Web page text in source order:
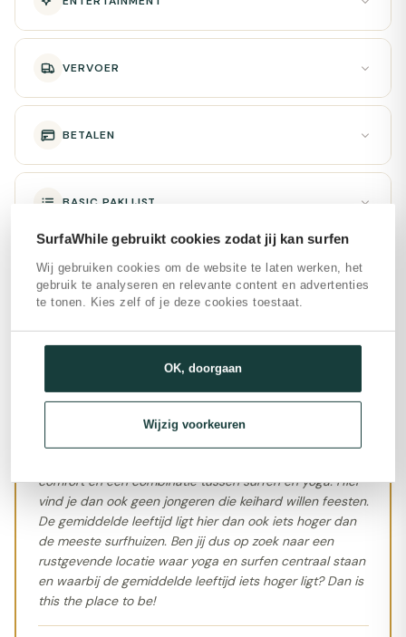
SurfaWhile gebruikt cookies zodat jij kan surfen
Wij gebruiken cookies om de website te laten werken, het
gebruik te analyseren en relevante content en advertenties
te tonen. Kies zelf of je deze cookies toestaat.
OK, doorgaan
Wijzig voorkeuren
VERVOER
BETALEN
BASIC PAKLIJST
SURFEN
ALGEMEEN
EXPERT OORDEEL
comfort en een combinatie tussen surfen en yoga. Hier
vind je dan ook geen jongeren die keihard willen feesten.
De gemiddelde leeftijd ligt hier dan ook iets hoger dan
de meeste surfhuizen. Ben jij dus op zoek naar een
rustgevende locatie waar yoga en surfen centraal staan
en waarbij de gemiddelde leeftijd iets hoger ligt? Dan is
this the place to be!